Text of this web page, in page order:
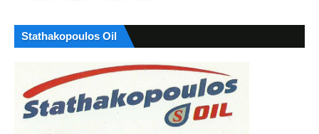
Stathakopoulos Oil